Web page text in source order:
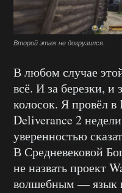
Второй этаж не догрузился.
В любом случае
всё. И за березки, и
колосок. Я провёл
Deliverance 2
уверенностью
В Средневековой
не назвать проект
волшебным — язык